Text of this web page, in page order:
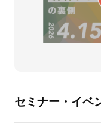
セミナー・イベ